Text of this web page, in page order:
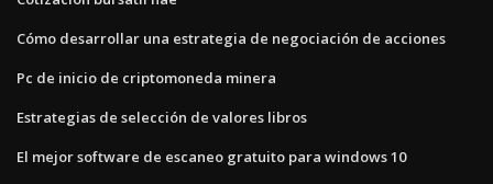
Cómo desarrollar una estrategia de negociación de acciones
Pc de inicio de criptomoneda minera
Estrategias de selección de valores libros
El mejor software de escaneo gratuito para windows 10